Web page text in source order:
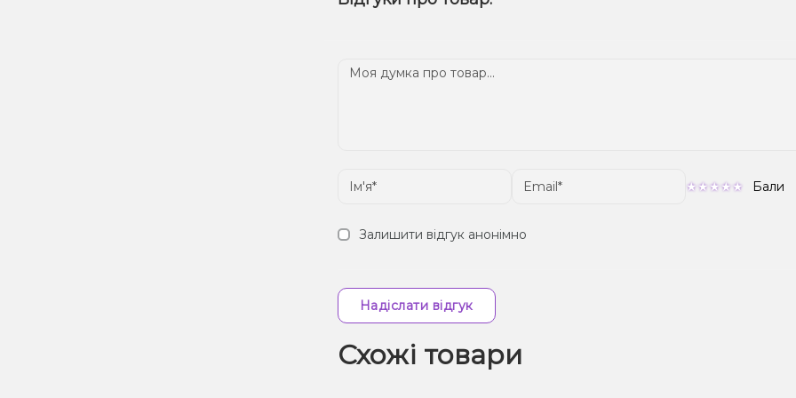
Бали
Залишити відгук анонімно
Надіслати відгук
Схожі товари